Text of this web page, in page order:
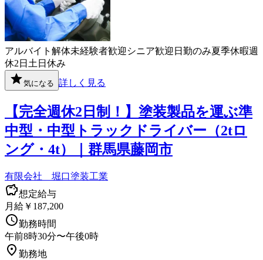
アルバイト 解体未経験者歓迎 シニア歓迎 日勤のみ夏季休暇週
休2日 土日休み
気になる 詳しく見る
【完全週休2日制！】塗装製品を運ぶ準
中型・中型トラックドライバー（2tロ
ング・4t）｜群馬県藤岡市
有限会社 堀口塗装工業
想定給与
月給￥187,200
勤務時間
午前8時30分〜午後0時
勤務地